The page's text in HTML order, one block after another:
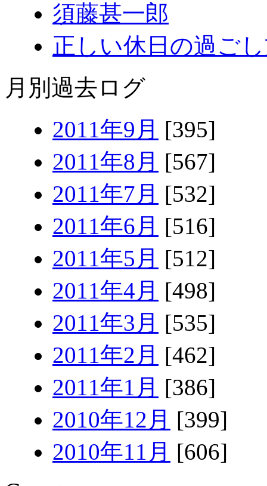
須藤甚一郎
正しい休日の過ご
月別過去ログ
2011年9月 [395]
2011年8月 [567]
2011年7月 [532]
2011年6月 [516]
2011年5月 [512]
2011年4月 [498]
2011年3月 [535]
2011年2月 [462]
2011年1月 [386]
2010年12月 [399]
2010年11月 [606]